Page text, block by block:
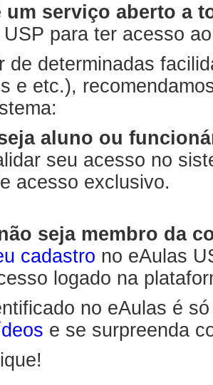
um serviço aberto a
para ter acesso
de determinadas
e etc.),
aluno ou
seu acesso no
acesso exclusivo.
seja membro da
cadastro no eAulas
logado na
no eAulas é
e se surpreenda